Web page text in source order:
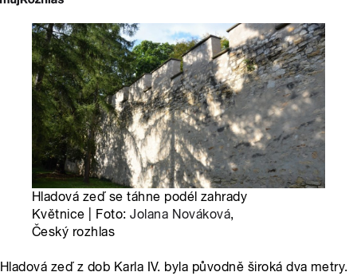
Hladová zeď se táhne podél zahrady
Květnice | Foto:Jolana Nováková,
Český rozhlas
Hladová zeď z dob Karla IV. byla původně široká dva metry.